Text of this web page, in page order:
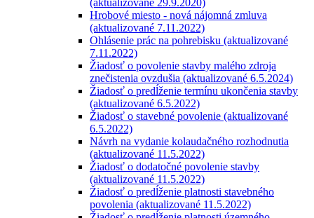
(aktualizované 29.9.2020)
Hrobové miesto - nová nájomná zmluva
(aktualizované 7.11.2022)
Ohlásenie prác na pohrebisku (aktualizované
7.11.2022)
Žiadosť o povolenie stavby malého zdroja
znečistenia ovzdušia (aktualizované 6.5.2024)
Žiadosť o predĺženie termínu ukončenia stavby
(aktualizované 6.5.2022)
Žiadosť o stavebné povolenie (aktualizované
6.5.2022)
Návrh na vydanie kolaudačného rozhodnutia
(aktualizované 11.5.2022)
Žiadosť o dodatočné povolenie stavby
(aktualizované 11.5.2022)
Žiadosť o predĺženie platnosti stavebného
povolenia (aktualizované 11.5.2022)